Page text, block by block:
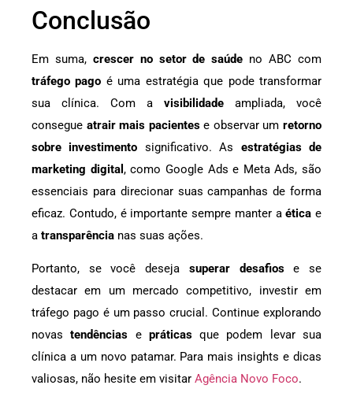
Conclusão
Em suma, crescer no setor de saúde no ABC com
tráfego pago é uma estratégia que pode transformar
sua clínica. Com a visibilidade ampliada, você
consegue atrair mais pacientese observar umretorno
sobre investimento significativo. As estratégias de
marketing digital , como Google Ads e Meta Ads, são
essenciais para direcionar suas campanhas de forma
eficaz. Contudo, é importante sempre manter aética e
a transparência nas suas ações.
Portanto, se você deseja superar desafiose se
destacar em um mercado competitivo, investir em
tráfego pago é um passo crucial. Continue explorando
novastendências e práticasque podem levar sua
clínica a um novo patamar. Para mais insights e dicas
valiosas, não hesite em visitar Agência Novo Foco.